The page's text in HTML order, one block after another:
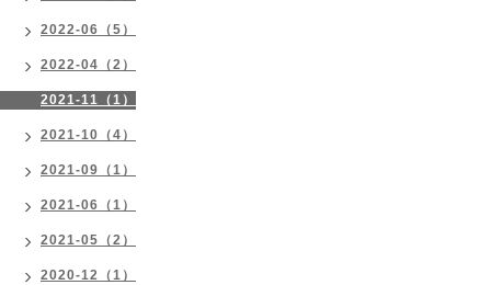
2022-06（5）
2022-04（2）
2021-11（1）
2021-10（4）
2021-09（1）
2021-06（1）
2021-05（2）
2020-12（1）